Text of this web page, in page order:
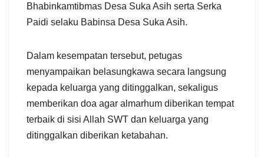
Bhabinkamtibmas Desa Suka Asih serta Serka
Paidi selaku Babinsa Desa Suka Asih.
Dalam kesempatan tersebut, petugas
menyampaikan belasungkawa secara langsung
kepada keluarga yang ditinggalkan, sekaligus
memberikan doa agar almarhum diberikan tempat
terbaik di sisi Allah SWT dan keluarga yang
ditinggalkan diberikan ketabahan.